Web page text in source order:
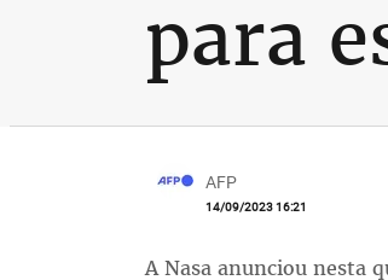
para
AFP
14/09/2023 16:21
A Nasa anunciou nesta